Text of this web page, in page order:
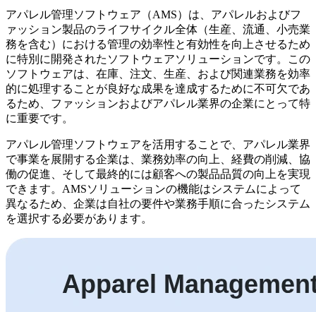
アパレル管理ソフトウェア（AMS）は、アパレルおよびフ
ァッション製品のライフサイクル全体（生産、流通、小売業
務を含む）における管理の効率性と有効性を向上させるため
に特別に開発されたソフトウェアソリューションです。この
ソフトウェアは、在庫、注文、生産、および関連業務を効率
的に処理することが良好な成果を達成するために不可欠であ
るため、ファッションおよびアパレル業界の企業にとって特
に重要です。
アパレル管理ソフトウェアを活用することで、アパレル業界
で事業を展開する企業は、業務効率の向上、経費の削減、協
働の促進、そして最終的には顧客への製品品質の向上を実現
できます。AMSソリューションの機能はシステムによって
異なるため、企業は自社の要件や業務手順に合ったシステム
を選択する必要があります。